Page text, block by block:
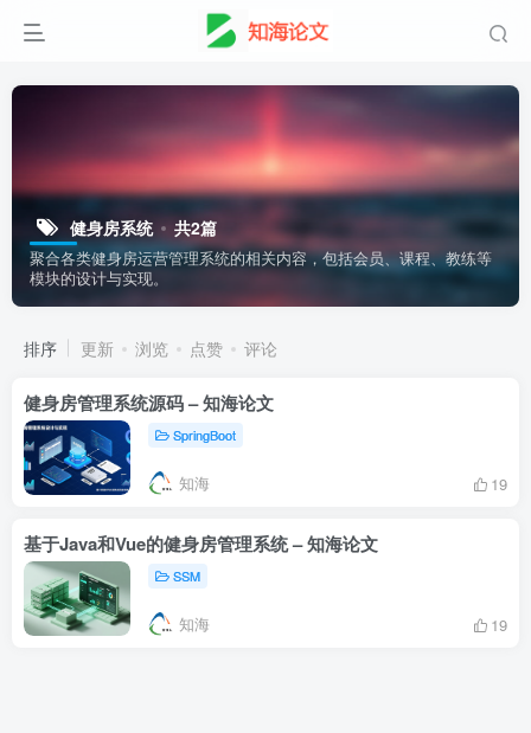
健身房系统 共2篇
聚合各类健身房运营管理系统的相关内容，包括会员、课程、教练等
模块的设计与实现。
排序 更新 浏览 点赞 评论
健身房管理系统源码 – 知海论文
SpringBoot
知海 19
基于Java和Vue的健身房管理系统 – 知海论文
SSM
知海 19